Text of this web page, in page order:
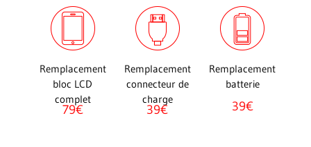
Remplacement
bloc LCD
complet
79€
Remplacement
connecteur de
charge
39€
Remplacement
batterie
39€